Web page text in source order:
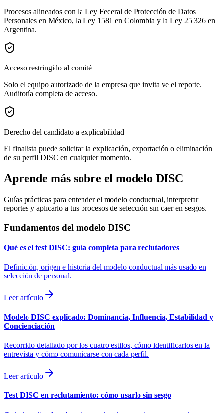
Procesos alineados con la Ley Federal de Protección de Datos
Personales en México, la Ley 1581 en Colombia y la Ley 25.326 en
Argentina.
Acceso restringido al comité
Solo el equipo autorizado de la empresa que invita ve el reporte.
Auditoría completa de acceso.
Derecho del candidato a explicabilidad
El finalista puede solicitar la explicación, exportación o eliminación
de su perfil DISC en cualquier momento.
Aprende más sobre el modelo DISC
Guías prácticas para entender el modelo conductual, interpretar
reportes y aplicarlo a tus procesos de selección sin caer en sesgos.
Fundamentos del modelo DISC
Qué es el test DISC: guía completa para reclutadores
Definición, origen e historia del modelo conductual más usado en
selección de personal.
Leer artículo
Modelo DISC explicado: Dominancia, Influencia, Estabilidad y
Concienciación
Recorrido detallado por los cuatro estilos, cómo identificarlos en la
entrevista y cómo comunicarse con cada perfil.
Leer artículo
Test DISC en reclutamiento: cómo usarlo sin sesgo